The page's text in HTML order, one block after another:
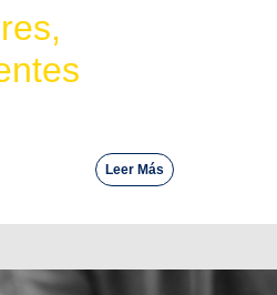
Leer Más